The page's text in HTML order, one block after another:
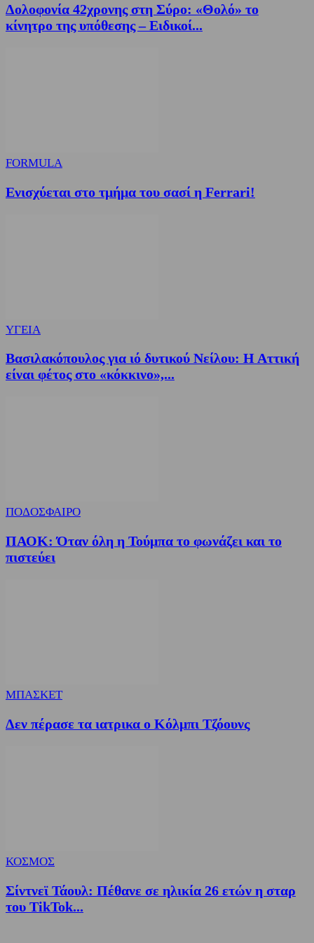
Δολοφονία 42χρονης στη Σύρο: «Θολό» το
κίνητρο της υπόθεσης – Ειδικοί...
FORMULA
Ενισχύεται στο τμήμα του σασί η Ferrari!
ΥΓΕΙΑ
Βασιλακόπουλος για ιό δυτικού Νείλου: Η Αττική
είναι φέτος στο «κόκκινο»,...
ΠΟΔΟΣΦΑΙΡΟ
ΠΑΟΚ: Όταν όλη η Τούμπα το φωνάζει και το
πιστεύει
ΜΠΑΣΚΕΤ
Δεν πέρασε τα ιατρικα ο Κόλμπι Τζόουνς
ΚΟΣΜΟΣ
Σίντνεϊ Τάουλ: Πέθανε σε ηλικία 26 ετών η σταρ
του TikTok...